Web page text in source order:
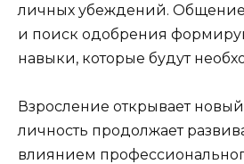
личных убеждений. Общение
и поиск одобрения
навыки, которые будут
Взросление открывает новый
личность продолжает
влиянием